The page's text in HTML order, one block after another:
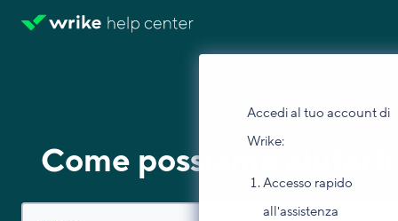
Accedi al tuo account di
Wrike:
Accesso rapido
all'assistenza
Come possiamo